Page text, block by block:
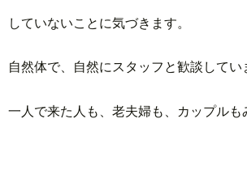
していないことに気づきます。
自然体で、自然にスタッフと歓談してい
一人で来た人も、老夫婦も、カップルも